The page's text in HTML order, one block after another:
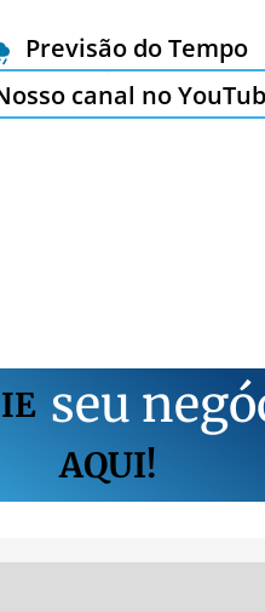
Previsão do Tempo
canal no
seu negó
AQUI!